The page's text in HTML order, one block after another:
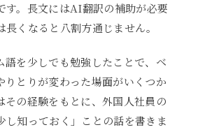
す。長文にはAI翻訳の補助が必要
くなると八割方通じません。
語を少しでも勉強したことで、ベ
りとりが変わった場面がいくつか
その経験をもとに、外国人社員の
し知っておく」ことの話を書きま